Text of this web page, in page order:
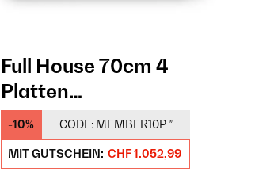
Full House 70cm 4
Platten
Induktionskochfeld
mit Dunstabzug​
Schwarz
-10% CODE: MEMBER10P*
MIT GUTSCHEIN: CHF 1.052,99